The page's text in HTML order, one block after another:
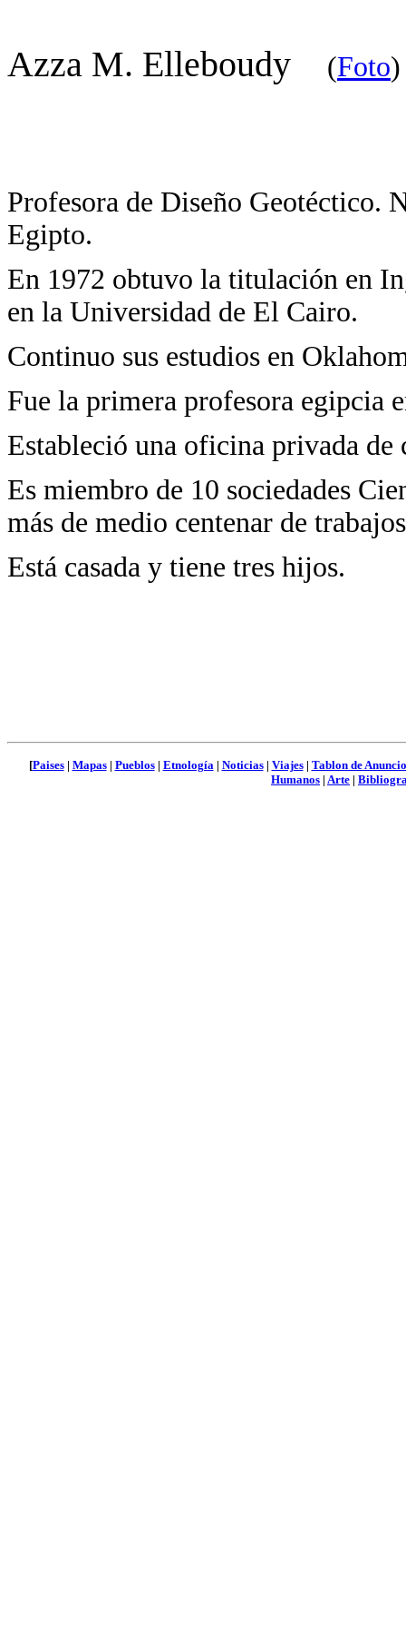
Azza M. Elleboudy (Foto
Profesora de Diseño Geotéctico.
Egipto.
En 1972 obtuvo la titulación en
en la Universidad de El Cairo.
Continuo sus estudios en
Fue la primera profesora
Estableció una oficina privada
Es miembro de 10 sociedades
más de medio centenar de
Está casada y tiene tres hijos.
[Paises| Mapas| Pueblos| Etnología| Noticias| Viajes| Tablon de
Humanos | Arte |